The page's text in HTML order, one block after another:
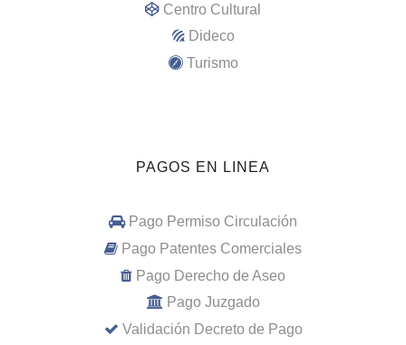
Centro Cultural
Dideco
Turismo
PAGOS EN LINEA
Pago Permiso Circulación
Pago Patentes Comerciales
Pago Derecho de Aseo
Pago Juzgado
Validación Decreto de Pago